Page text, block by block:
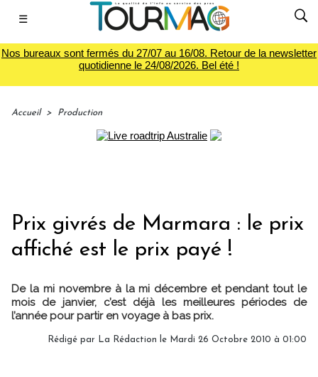
☰
Nos bureaux sont fermés du 27/07 au 16/08. Retour de la newsletter
quotidienne le 24/08/2026. Bel été !
Accueil > Production
Prix givrés de Marmara : le prix
affiché est le prix payé !
De la mi novembre à la mi décembre et pendant tout le
mois de janvier, c’est déjà les meilleures périodes de
l’année pour partir en voyage à bas prix.
Rédigé par La Rédaction le Mardi 26 Octobre 2010 à 01:00